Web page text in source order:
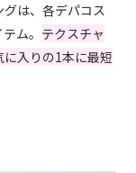
は、各デパコス
ム。 テクスチャ
入りの1本に最短